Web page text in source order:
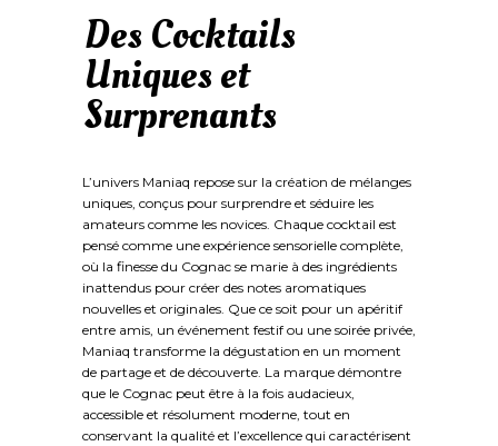
Des Cocktails
Uniques et
Surprenants
L’univers Maniaq repose sur la création de mélanges
uniques, conçus pour surprendre et séduire les
amateurs comme les novices. Chaque cocktail est
pensé comme une expérience sensorielle complète,
où la finesse du Cognac se marie à des ingrédients
inattendus pour créer des notes aromatiques
nouvelles et originales. Que ce soit pour un apéritif
entre amis, un événement festif ou une soirée privée,
Maniaq transforme la dégustation en un moment
de partage et de découverte. La marque démontre
que le Cognac peut être à la fois audacieux,
accessible et résolument moderne, tout en
conservant la qualité et l’excellence qui caractérisent